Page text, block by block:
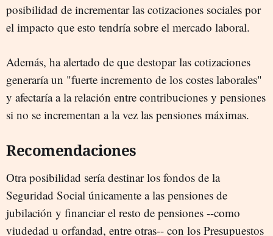
posibilidad de incrementar las cotizaciones sociales por
el impacto que esto tendría sobre el mercado laboral.
Además, ha alertado de que destopar las cotizaciones
generaría un "fuerte incremento de los costes laborales"
y afectaría a la relación entre contribuciones y pensiones
si no se incrementan a la vez las pensiones máximas.
Recomendaciones
Otra posibilidad sería destinar los fondos de la
Seguridad Social únicamente a las pensiones de
jubilación y financiar el resto de pensiones --como
viudedad u orfandad, entre otras-- con los Presupuestos